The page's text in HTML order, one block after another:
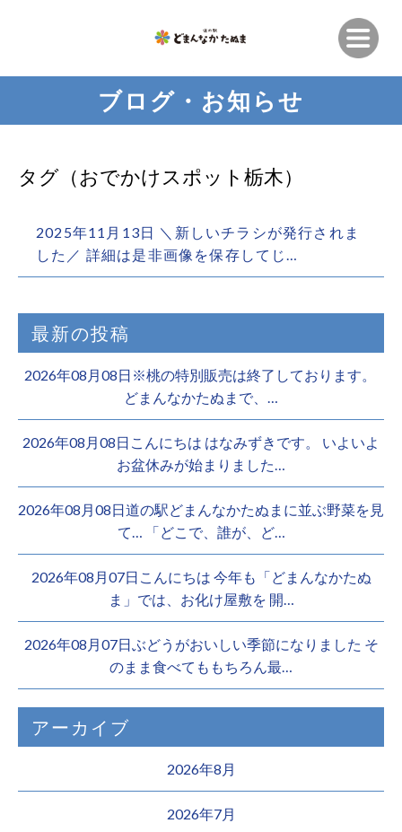
ブログ・お知らせ
タグ（おでかけスポット栃木）
2025年11月13日 ＼新しいチラシが発行されま
した／ 詳細は是非画像を保存してじ…
最新の投稿
2026年08月08日※桃の特別販売は終了しております。 ️
どまんなかたぬまで、…
2026年08月08日こんにちは はなみずきです。 いよいよ
お盆休みが始まりました…
2026年08月08日道の駅どまんなかたぬまに並ぶ野菜を見
て… 「どこで、誰が、ど…
2026年08月07日こんにちは 今年も「どまんなかたぬ
ま」では、お化け屋敷を 開…
2026年08月07日ぶどうがおいしい季節になりました そ
のまま食べてももちろん最…
アーカイブ
2026年8月
2026年7月